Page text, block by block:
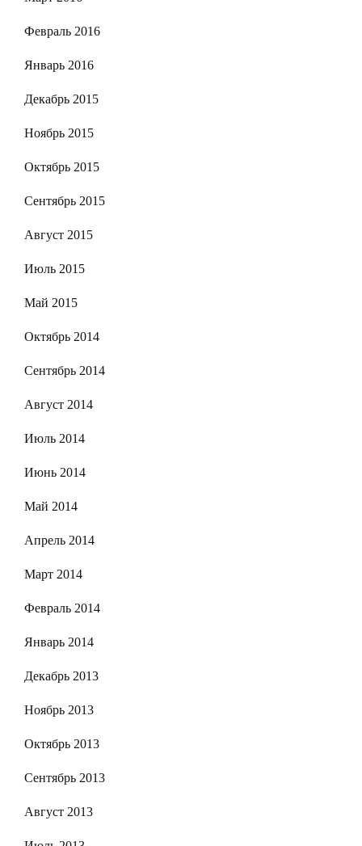
Февраль 2016
Январь 2016
Декабрь 2015
Ноябрь 2015
Октябрь 2015
Сентябрь 2015
Август 2015
Июль 2015
Май 2015
Октябрь 2014
Сентябрь 2014
Август 2014
Июль 2014
Июнь 2014
Май 2014
Апрель 2014
Март 2014
Февраль 2014
Январь 2014
Декабрь 2013
Ноябрь 2013
Октябрь 2013
Сентябрь 2013
Август 2013